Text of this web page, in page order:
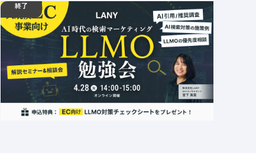
終了
勉強会 14:00 - 15:00
【無料・少人数制】大規模EC事業者向け LLMO勉
強会 ━ AI時代の検索マーケティング ━
金額：無料
場所：オンライン
LLMO AI 経営者・決裁者 SEO EC